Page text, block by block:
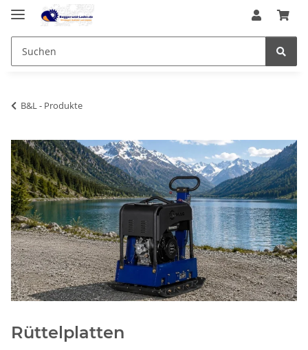
B&L - Produkte
Rüttelplatten